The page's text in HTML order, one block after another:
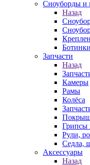
Cноуборды и
Назад
Ботинки
Запчасти
Назад
Камеры
Рамы
Колёса
Грипсы
Рули,
Седла,
Аксессуары
Назад